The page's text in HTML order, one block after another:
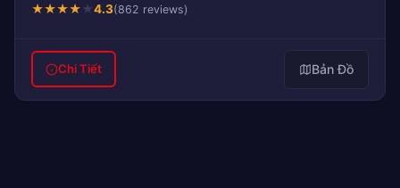
★★★★★4.3(862 reviews)
Chi Tiết Bản Đồ